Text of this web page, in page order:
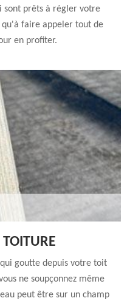
sont prêts à régler votre
qu'à faire appeler tout de
en profiter.
goutte depuis votre toit
ne soupçonnez même
peut être sur un champ